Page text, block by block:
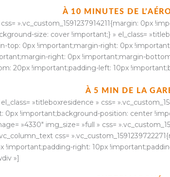
À 10 MINUTES DE
».vc_custom_1591237914211{margin: 0px
size: cover !important;} » el_class=
top: 0px !important;margin-right: 0px
right: 0px !important;margin-
20px !important;padding-left: 10px
À 5 MIN DE LA
»titleboxresidence » css=
!important;background-position: center
»4330″ img_size= »full » css=
css=
right: 10px
»]